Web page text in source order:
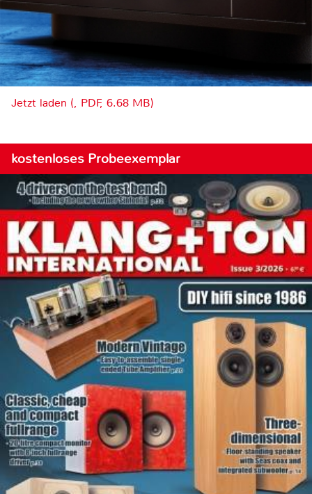
Jetzt laden (, PDF, 6.68 MB)
kostenloses Probeexemplar